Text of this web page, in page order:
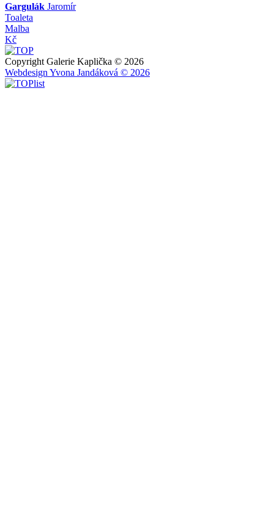
Gargulák Jaromír
Toaleta
Malba
Kč
Copyright Galerie Kaplička © 2026
Webdesign Yvona Jandáková © 2026